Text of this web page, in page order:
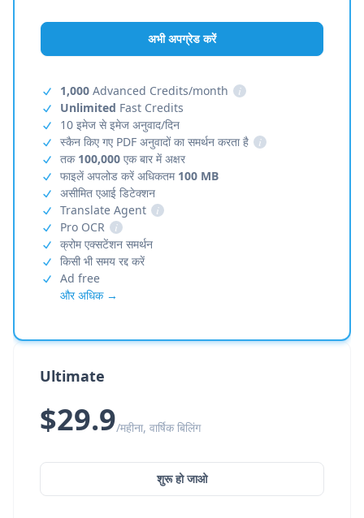
अभी अपग्रेड करें
1,000 Advanced Credits/month
i
Unlimited Fast Credits
10 इमेज से इमेज अनुवाद/दिन
स्कैन किए गए PDF अनुवादों का समर्थन करता है
i
तक 100,000 एक बार में अक्षर
फाइलें अपलोड करें अधिकतम 100 MB
असीमित एआई डिटेक्शन
Translate Agent
i
Pro OCR
i
क्रोम एक्सटेंशन समर्थन
किसी भी समय रद्द करें
Ad free
और अधिक →
Ultimate
$29.9/महीना, वार्षिक बिलिंग
शुरू हो जाओ